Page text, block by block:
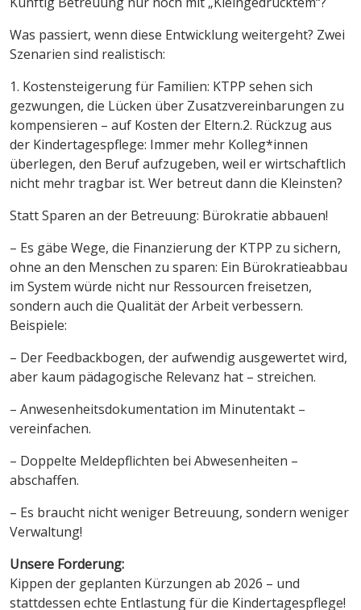
Was passiert, wenn diese Entwicklung weitergeht? Zwei
Szenarien sind realistisch:
1. Kostensteigerung für Familien: KTPP sehen sich
gezwungen, die Lücken über Zusatzvereinbarungen zu
kompensieren – auf Kosten der Eltern.2. Rückzug aus
der Kindertagespflege: Immer mehr Kolleg*innen
überlegen, den Beruf aufzugeben, weil er wirtschaftlich
nicht mehr tragbar ist. Wer betreut dann die Kleinsten?
Statt Sparen an der Betreuung: Bürokratie abbauen!
– Es gäbe Wege, die Finanzierung der KTPP zu sichern,
ohne an den Menschen zu sparen: Ein Bürokratieabbau
im System würde nicht nur Ressourcen freisetzen,
sondern auch die Qualität der Arbeit verbessern.
Beispiele:
– Der Feedbackbogen, der aufwendig ausgewertet wird,
aber kaum pädagogische Relevanz hat – streichen.
– Anwesenheitsdokumentation im Minutentakt –
vereinfachen.
– Doppelte Meldepflichten bei Abwesenheiten –
abschaffen.
– Es braucht nicht weniger Betreuung, sondern weniger
Verwaltung!
Unsere Forderung:
Kippen der geplanten Kürzungen ab 2026 – und
stattdessen echte Entlastung für die Kindertagespflege!